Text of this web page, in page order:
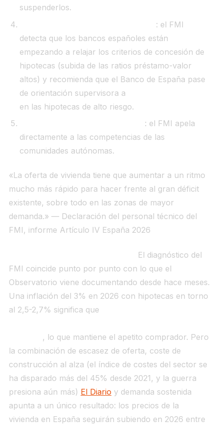
suspenderlos.
: el FMI
detecta que los bancos españoles están
empezando a relajar los criterios de concesión de
hipotecas (subida de las ratios préstamo-valor
altos) y recomienda que el Banco de España pase
de orientación supervisora a
en las hipotecas de alto riesgo.
: el FMI apela
directamente a las competencias de las
comunidades autónomas.
«La oferta de vivienda tiene que aumentar a un ritmo
mucho más rápido para hacer frente al gran déficit
existente, sobre todo en las zonas de mayor
demanda.» — Declaración del personal técnico del
FMI, informe Artículo IV España 2026
El diagnóstico del
FMI coincide punto por punto con lo que el
Observatorio viene documentando desde hace meses.
Una inflación del 3% en 2026 con hipotecas en torno
al 2,5-2,7% significa que
, lo que mantiene el apetito comprador. Pero
la combinación de escasez de oferta, coste de
construcción al alza (el índice de costes del sector se
ha disparado más del 45% desde 2021, y la guerra
presiona aún más) El Diario y demanda sostenida
apunta a un único resultado: los precios de la
vivienda en España seguirán subiendo en 2026 entre